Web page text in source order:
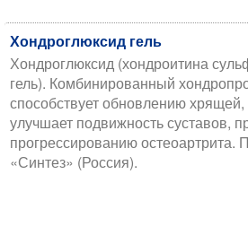
Хондроглюксид гель
Хондроглюксид (хондроитина
гель). Комбинированный
способствует обновлению
улучшает подвижность суставов,
прогрессированию остеоартрита.
«Синтез» (Россия).